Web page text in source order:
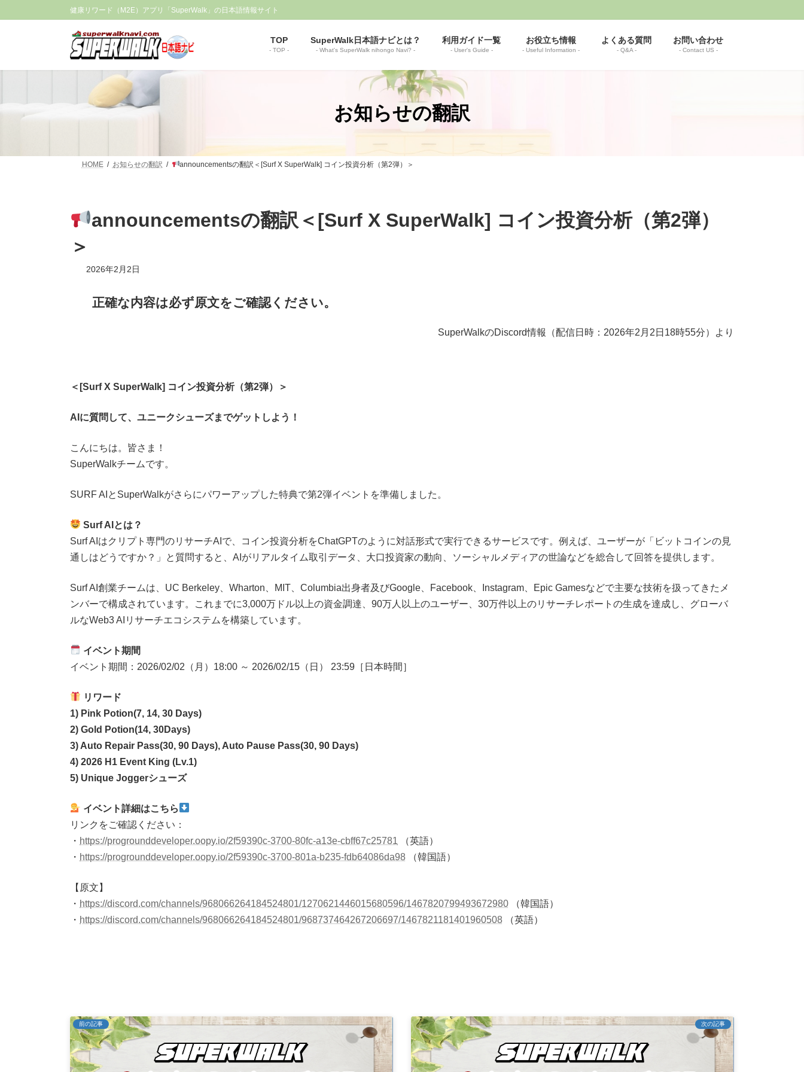
ン
へ
ッ
ビ
ョ
移
健康リワード（M2E）アプリ「SuperWalk」の日本語情報サイト
TOP
- TOP -
SuperWalk日本語ナビとは？
- What's SuperWalk nihongo Navi? -
利用ガイド一覧
- User's Guide -
お役立ち情報
- Useful Information -
よくある質問
- Q&A -
お問い合わせ
- Contact US -
お知らせの翻訳
HOME お知らせの翻訳 announcementsの翻訳＜[Surf X SuperWalk] コイン投資分析（第2弾）＞
announcementsの翻訳＜[Surf X SuperWalk] コイン投資分析（第2弾）
＞
2026年2月2日
正確な内容は必ず原文をご確認ください。
SuperWalkのDiscord情報（配信日時：2026年2月2日18時55分）より
＜ [Surf X SuperWalk] コイン投資分析（第2弾） ＞
AIに質問して、ユニークシューズまでゲットしよう！
こんにちは。皆さま！
SuperWalkチームです。
SURF AIとSuperWalkがさらにパワーアップした特典で第2弾イベントを準備しました。
Surf AIとは？
Surf AIはクリプト専門のリサーチAIで、コイン投資分析をChatGPTのように対話形式で実行できるサービスです。例えば、ユーザーが「ビットコインの見
通しはどうですか？」と質問すると、AIがリアルタイム取引データ、大口投資家の動向、ソーシャルメディアの世論などを総合して回答を提供します。
Surf AI創業チームは、UC Berkeley、Wharton、MIT、Columbia出身者及びGoogle、Facebook、Instagram、Epic Gamesなどで主要な技術を扱ってきたメ
ンバーで構成されています。これまでに3,000万ドル以上の資金調達、90万人以上のユーザー、30万件以上のリサーチレポートの生成を達成し、グローバ
ルなWeb3 AIリサーチエコシステムを構築しています。
イベント期間
イベント期間：2026/02/02（月）18:00 ～ 2026/02/15（日） 23:59［日本時間］
リワード
1) Pink Potion(7, 14, 30 Days)
2) Gold Potion(14, 30Days)
3) Auto Repair Pass(30, 90 Days), Auto Pause Pass(30, 90 Days)
4) 2026 H1 Event King (Lv.1)
5) Unique Joggerシューズ
イベント詳細はこちら
リンクをご確認ください：
・ https://progrounddeveloper.oopy.io/2f59390c-3700-80fc-a13e-cbff67c25781 （英語）
・ https://progrounddeveloper.oopy.io/2f59390c-3700-801a-b235-fdb64086da98 （韓国語）
【原文】
・ https://discord.com/channels/968066264184524801/1270621446015680596/1467820799493672980 （韓国語）
・ https://discord.com/channels/968066264184524801/968737464267206697/1467821181401960508 （英語）
前の記事 次の記事